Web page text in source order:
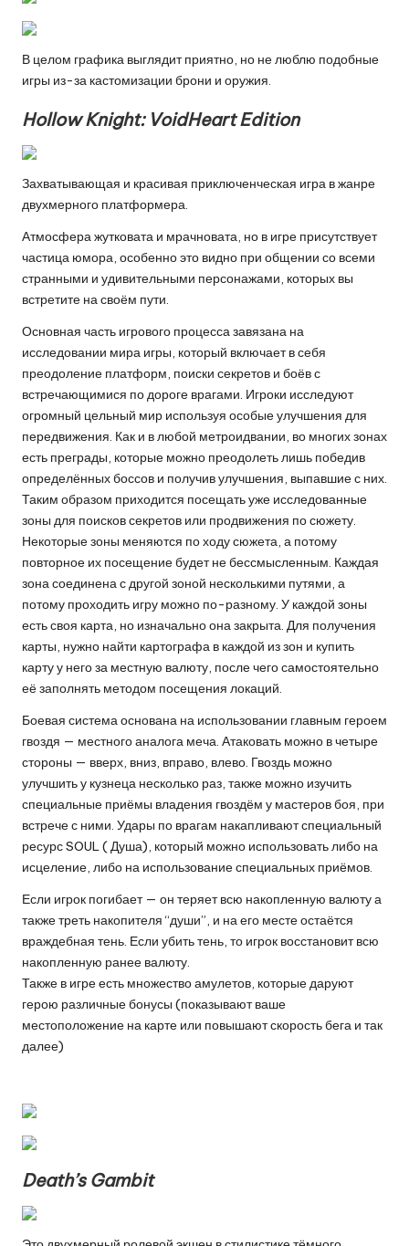
В целом графика выглядит приятно, но не люблю подобные
игры из-за кастомизации брони и оружия.
Hollow Knight: VoidHeart Edition
Захватывающая и красивая приключенческая игра в жанре
двухмерного платформера.
Атмосфера жутковата и мрачновата, но в игре присутствует
частица юмора, особенно это видно при общении со всеми
странными и удивительными персонажами, которых вы
встретите на своём пути.
Основная часть игрового процесса завязана на
исследовании мира игры, который включает в себя
преодоление платформ, поиски секретов и боёв с
встречающимися по дороге врагами. Игроки исследуют
огромный цельный мир используя особые улучшения для
передвижения. Как и в любой метроидвании, во многих зонах
есть преграды, которые можно преодолеть лишь победив
определённых боссов и получив улучшения, выпавшие с них.
Таким образом приходится посещать уже исследованные
зоны для поисков секретов или продвижения по сюжету.
Некоторые зоны меняются по ходу сюжета, а потому
повторное их посещение будет не бессмысленным. Каждая
зона соединена с другой зоной несколькими путями, а
потому проходить игру можно по-разному. У каждой зоны
есть своя карта, но изначально она закрыта. Для получения
карты, нужно найти картографа в каждой из зон и купить
карту у него за местную валюту, после чего самостоятельно
её заполнять методом посещения локаций.
Боевая система основана на использовании главным героем
гвоздя — местного аналога меча. Атаковать можно в четыре
стороны — вверх, вниз, вправо, влево. Гвоздь можно
улучшить у кузнеца несколько раз, также можно изучить
специальные приёмы владения гвоздём у мастеров боя, при
встрече с ними. Удары по врагам накапливают специальный
ресурс SOUL ( Душа), который можно использовать либо на
исцеление, либо на использование специальных приёмов.
Если игрок погибает — он теряет всю накопленную валюту а
также треть накопителя “души”, и на его месте остаётся
враждебная тень. Если убить тень, то игрок восстановит всю
накопленную ранее валюту.
Также в игре есть множество амулетов, которые даруют
герою различные бонусы (показывают ваше
местоположение на карте или повышают скорость бега и так
далее)
Death’s Gambit